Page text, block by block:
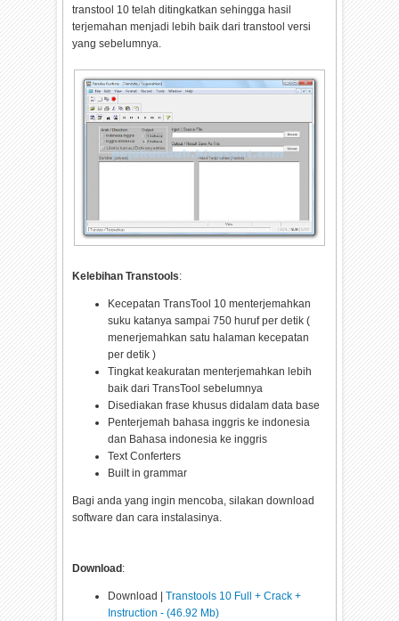
transtool 10 telah ditingkatkan sehingga hasil
terjemahan menjadi lebih baik dari transtool versi
yang sebelumnya.
Kelebihan Transtools:
Kecepatan TransTool 10 menterjemahkan
suku katanya sampai 750 huruf per detik (
menerjemahkan satu halaman kecepatan
per detik )
Tingkat keakuratan menterjemahkan lebih
baik dari TransTool sebelumnya
Disediakan frase khusus didalam data base
Penterjemah bahasa inggris ke indonesia
dan Bahasa indonesia ke inggris
Text Conferters
Built in grammar
Bagi anda yang ingin mencoba, silakan download
software dan cara instalasinya.
Download :
Download |Transtools 10 Full + Crack +
Instruction - (46.92 Mb)